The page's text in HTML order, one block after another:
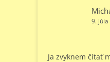
9.
Ja zvyknem čítať